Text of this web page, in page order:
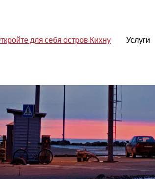
для себя остров Кихну Услуги